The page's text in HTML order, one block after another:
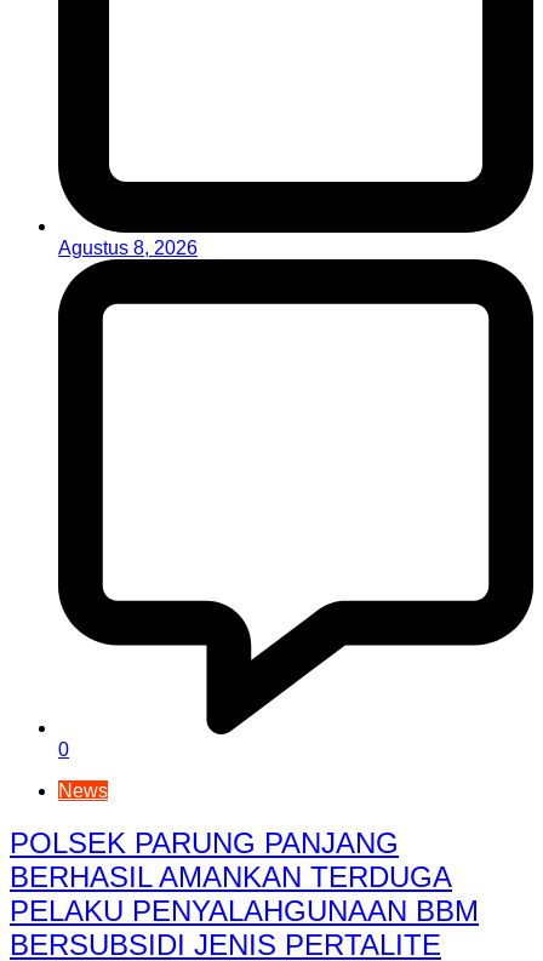
Agustus 8, 2026
0
News
POLSEK PARUNG PANJANG
BERHASIL AMANKAN TERDUGA
PELAKU PENYALAHGUNAAN BBM
BERSUBSIDI JENIS PERTALITE